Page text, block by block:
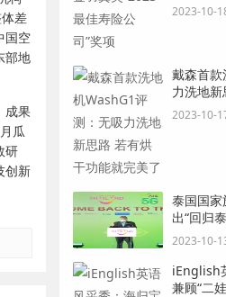
差
国空
部地
成果
瓜
研
创新
2023-10-
戴森首款
力洗地
2023-10-
泰国国家
出“回归
客
2023-10-
iEnglish
兼顾“二